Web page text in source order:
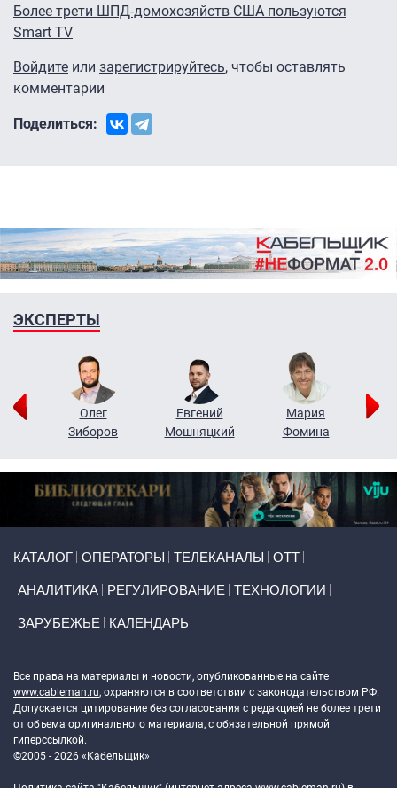
Более трети ШПД-домохозяйств США пользуются
Smart TV
Войдите или зарегистрируйтесь, чтобы оставлять
комментарии
Поделиться:
ЭКСПЕРТЫ
Олег
Зиборов
Евгений
Мошняцкий
Мария
Фомина
КАТАЛОГ ОПЕРАТОРЫ ТЕЛЕКАНАЛЫ ОТТ
АНАЛИТИКА РЕГУЛИРОВАНИЕ ТЕХНОЛОГИИ
ЗАРУБЕЖЬЕ КАЛЕНДАРЬ
Все права на материалы и новости, опубликованные на сайте
www.cableman.ru, охраняются в соответствии с законодательством РФ.
Допускается цитирование без согласования с редакцией не более трети
от объема оригинального материала, с обязательной прямой
гиперссылкой.
©2005 - 2026 «Кабельщик»